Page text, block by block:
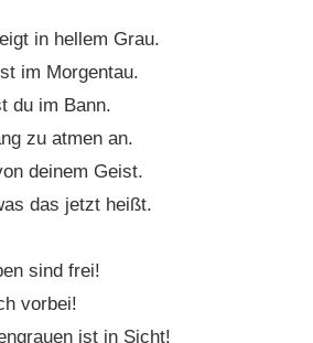
in hellem Grau.
im Morgentau.
du im Bann.
zu atmen an.
deinem Geist.
das jetzt heißt.
sind frei!
vorbei!
ist in Sicht!